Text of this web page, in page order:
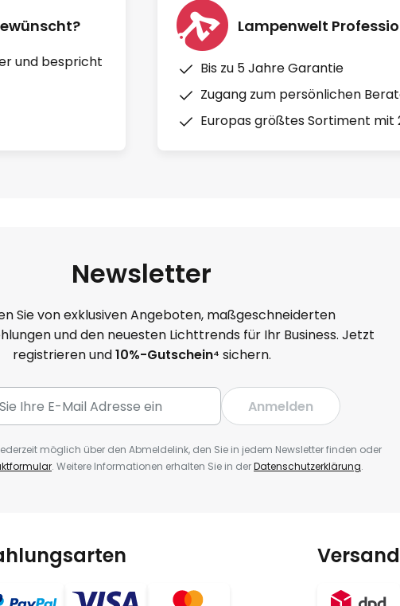
und bespricht
Lampenwelt
Bis zu 5 Jahre Garantie
Zugang zum persönlichen
Europas größtes Sortiment mit
Newsletter
Sie von exklusiven Angeboten, maßgeschneiderten
und den neuesten Lichttrends für Ihr Business. Jetzt
registrieren und10%-Gutschein⁴ sichern.
Anmelden
möglich über den Abmeldelink, den Sie in jedem Newsletter finden oder
. Weitere Informationen erhalten Sie in derDatenschutzerklärung.